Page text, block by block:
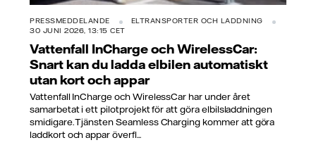
PRESSMEDDELANDE
ELTRANSPORTER OCH LADDNING
30 JUNI 2026, 13:15 CET
Vattenfall InCharge och WirelessCar:
Snart kan du ladda elbilen automatiskt
utan kort och appar
Vattenfall InCharge och WirelessCar har under året
samarbetat i ett pilotprojekt för att göra elbilsladdningen
smidigare. Tjänsten Seamless Charging kommer att göra
laddkort och appar överfl...